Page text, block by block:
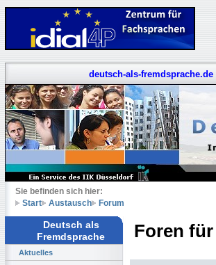
deutsch-als-fremdsprache.de
Sie befinden sich hier:
Start
Austausch Forum
Deutsch als
Fremdsprache
Aktuelles
Foren